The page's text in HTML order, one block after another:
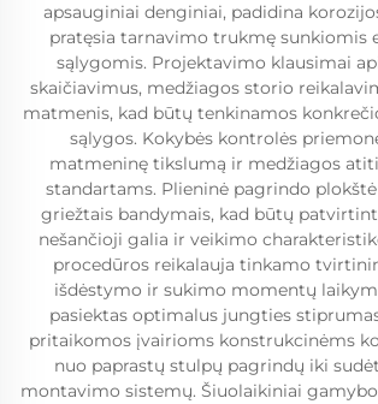
apsauginiai denginiai, padidina
pratęsia tarnavimo trukmę sunkiomis
sąlygomis. Projektavimo klausimai
skaičiavimus, medžiagos storio
matmenis, kad būtų tenkinamos
sąlygos. Kokybės kontrolės
matmeninę tikslumą ir medžiagos
standartams. Plieninė pagrindo
griežtais bandymais, kad būtų
nešančioji galia ir veikimo
procedūros reikalauja tinkamo
išdėstymo ir sukimo momentų
pasiektas optimalus jungties
pritaikomos įvairioms konstrukcinėms
nuo paprastų stulpų pagrindų iki
montavimo sistemų. Šiuolaikiniai